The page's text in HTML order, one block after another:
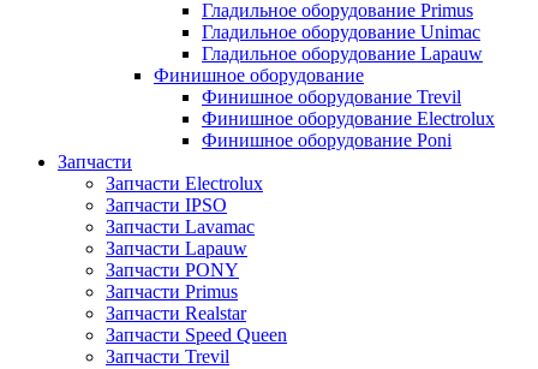
Гладильное оборудование Primus
Гладильное оборудование Unimac
Гладильное оборудование Lapauw
Финишное оборудование
Финишное оборудование Trevil
Финишное оборудование Electrolux
Финишное оборудование Poni
Запчасти
Запчасти Electrolux
Запчасти IPSO
Запчасти Lavamac
Запчасти Lapauw
Запчасти PONY
Запчасти Primus
Запчасти Realstar
Запчасти Speed Queen
Запчасти Trevil